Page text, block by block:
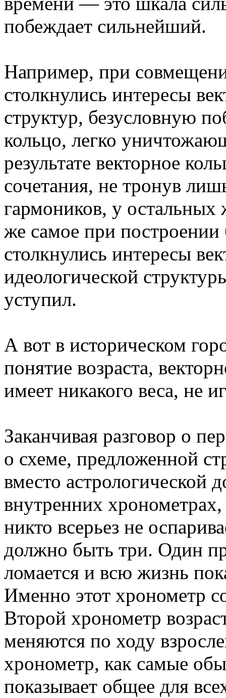
побеждает сильнейший.
Например, при
столкнулись интересы
структур, безусловную
кольцо, легко
результате векторное
сочетания, не тронув
гармоников, у остальных
же самое при построении
столкнулись интересы
идеологической
уступил.
А вот в историческом
понятие возраста,
имеет никакого веса, не
Заканчивая разговор о
о схеме, предложенной
вместо астрологической
внутренних
никто всерьез не
должно быть три. Один
ломается и всю жизнь
Именно этот хронометр
Второй хронометр
меняются по ходу
хронометр, как самые
показывает общее для